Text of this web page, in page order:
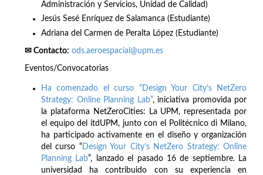
Administración y Servicios, Unidad de Calidad)
Jesús Sesé Enríquez de Salamanca (Estudiante)
Adriana del Carmen de Peralta López (Estudiante)
✉ Contacto: ods.aeroespacial@upm.es
Eventos/Convocatorias
Ha comenzado el curso “Design Your City’s NetZero
Strategy: Online Planning Lab”, iniciativa promovida por
la plataforma NetZeroCities: La UPM, representada por
el equipo del itdUPM, junto con el Politécnico di Milano,
ha participado activamente en el diseño y organización
del curso “Design Your City’s NetZero Strategy: Online
Planning Lab”, lanzado el pasado 16 de septiembre. La
universidad ha contribuido con su experiencia en